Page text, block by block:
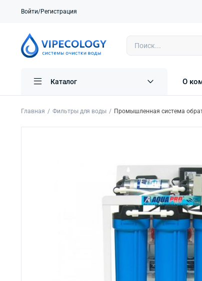
Войти/Регистрация
Каталог О
Главная Фильтры для воды Промышленная система